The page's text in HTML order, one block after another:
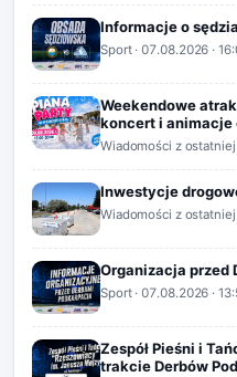
Informacje o
Sport·07.08.2026 ·
Weekendowe
koncert i animacje
Wiadomości z
Inwestycje
Wiadomości z
Organizacja przed
Sport·07.08.2026 ·
Zespół Pieśni i
trakcie Derbów